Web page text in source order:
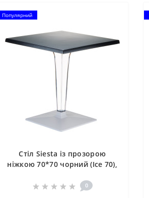
Популярний
Стіл Siesta із прозорою
ніжкою 70*70 чорний (Ice 70),
0